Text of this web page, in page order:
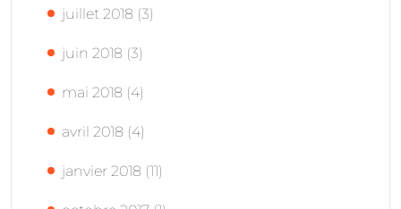
juillet 2018 (3)
juin 2018 (3)
mai 2018 (4)
avril 2018 (4)
janvier 2018 (11)